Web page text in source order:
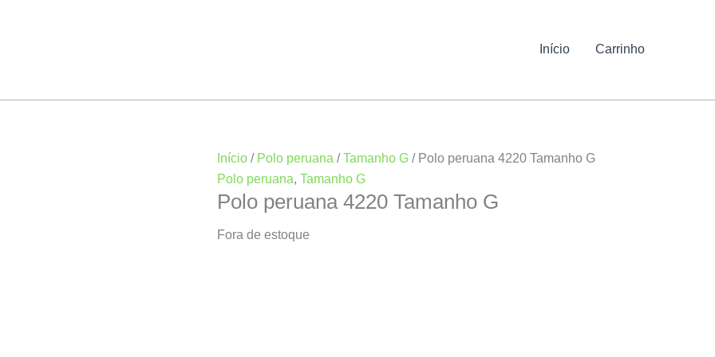
Início Carrinho
Início / Polo peruana /Tamanho G / Polo peruana 4220 Tamanho G
Polo peruana, Tamanho G
Polo peruana 4220 Tamanho G
Fora de estoque